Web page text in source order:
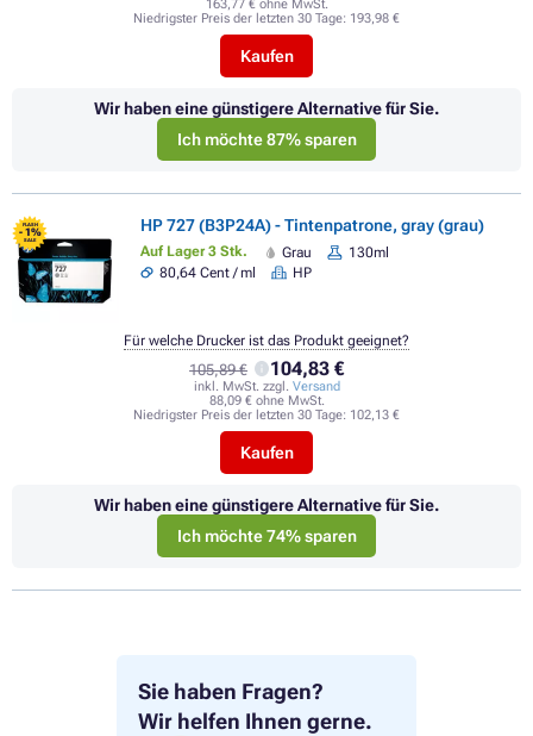
Sie haben Fragen?
Wir helfen Ihnen gerne.
163,77 € ohne MwSt.
Niedrigster Preis der letzten 30 Tage: 193,98 €
Kaufen
Wir haben eine günstigere Alternative für Sie.
Ich möchte 87% sparen
FLASH
- 1%
SALE
HP 727 (B3P24A) - Tintenpatrone, gray (grau)
Auf Lager 3 Stk. Grau
130ml
80,64 Cent / ml
HP
105,89 € 104,83 €
inkl. MwSt. zzgl. Versand
88,09 € ohne MwSt.
Niedrigster Preis der letzten 30 Tage: 102,13 €
Kaufen
Für welche Drucker ist das Produkt geeignet?
Wir haben eine günstigere Alternative für Sie.
Ich möchte 74% sparen